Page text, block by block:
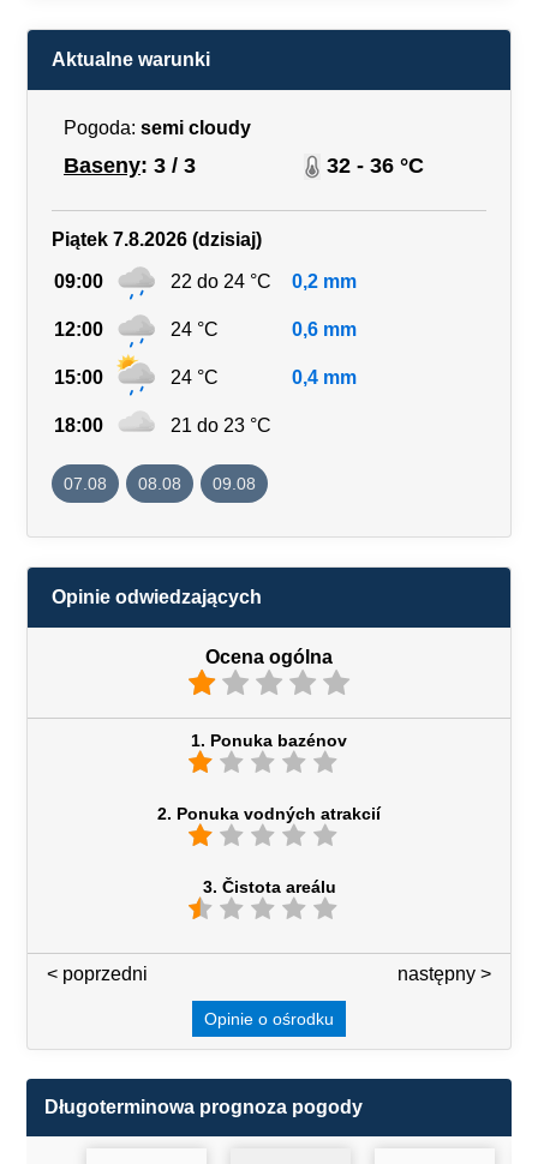
Aktualne warunki
Pogoda: semi cloudy
Baseny: 3 / 3 32 - 36 °C
Piątek 7.8.2026 (dzisiaj)
09:00 22 do 24 °C 0,2 mm
12:00 24 °C 0,6 mm
15:00 24 °C 0,4 mm
18:00 21 do 23 °C
07.08 08.08 09.08
Opinie odwiedzających
Ocena ogólna
1. Ponuka bazénov
2. Ponuka vodných atrakcií
3. Čistota areálu
następny >
< poprzedni
Opinie o ośrodku
Długoterminowa prognoza pogody